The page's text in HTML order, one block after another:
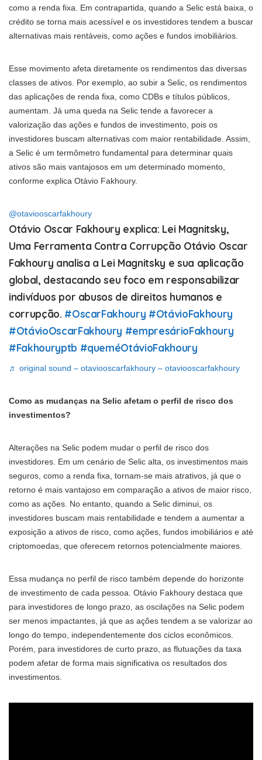
como a renda fixa. Em contrapartida, quando a Selic está baixa, o
crédito se torna mais acessível e os investidores tendem a buscar
alternativas mais rentáveis, como ações e fundos imobiliários.
Esse movimento afeta diretamente os rendimentos das diversas
classes de ativos. Por exemplo, ao subir a Selic, os rendimentos
das aplicações de renda fixa, como CDBs e títulos públicos,
aumentam. Já uma queda na Selic tende a favorecer a
valorização das ações e fundos de investimento, pois os
investidores buscam alternativas com maior rentabilidade. Assim,
a Selic é um termômetro fundamental para determinar quais
ativos são mais vantajosos em um determinado momento,
conforme explica Otávio Fakhoury.
@otaviooscarfakhoury
Otávio Oscar Fakhoury explica: Lei Magnitsky,
Uma Ferramenta Contra Corrupção Otávio Oscar
Fakhoury analisa a Lei Magnitsky e sua aplicação
global, destacando seu foco em responsabilizar
indivíduos por abusos de direitos humanos e
corrupção. #OscarFakhoury #OtávioFakhoury
#OtávioOscarFakhoury #empresárioFakhoury
#Fakhouryptb #queméOtávioFakhoury
♬ original sound – otaviooscarfakhoury – otaviooscarfakhoury
Como as mudanças na Selic afetam o perfil de risco dos
investimentos?
Alterações na Selic podem mudar o perfil de risco dos
investidores. Em um cenário de Selic alta, os investimentos mais
seguros, como a renda fixa, tornam-se mais atrativos, já que o
retorno é mais vantajoso em comparação a ativos de maior risco,
como as ações. No entanto, quando a Selic diminui, os
investidores buscam mais rentabilidade e tendem a aumentar a
exposição a ativos de risco, como ações, fundos imobiliários e até
criptomoedas, que oferecem retornos potencialmente maiores.
Essa mudança no perfil de risco também depende do horizonte
de investimento de cada pessoa. Otávio Fakhoury destaca que
para investidores de longo prazo, as oscilações na Selic podem
ser menos impactantes, já que as ações tendem a se valorizar ao
longo do tempo, independentemente dos ciclos econômicos.
Porém, para investidores de curto prazo, as flutuações da taxa
podem afetar de forma mais significativa os resultados dos
investimentos.